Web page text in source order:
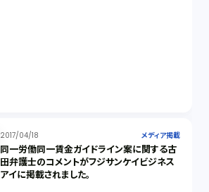
2017/04/18 メディア掲載
同一労働同一賃金ガイドライン案に関する古
田弁護士のコメントがフジサンケイビジネス
アイに掲載されました。